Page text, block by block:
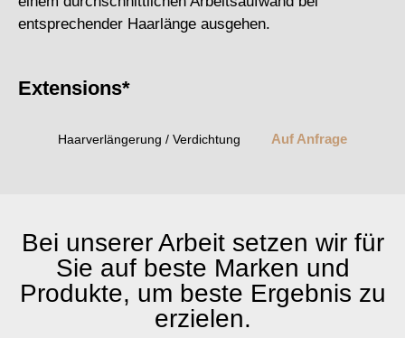
entsprechender Haarlänge ausgehen.
Extensions*
Haarverlängerung / Verdichtung Auf Anfrage
Bei unserer Arbeit setzen wir für
Sie auf beste Marken und
Produkte, um beste Ergebnis zu
erzielen.